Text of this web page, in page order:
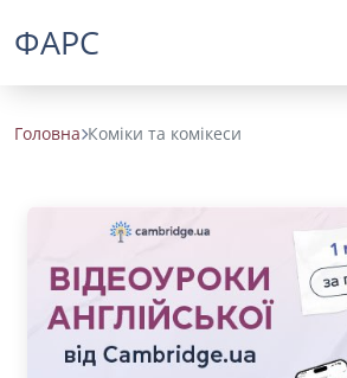
ФАРС
Головна Коміки та комікеси